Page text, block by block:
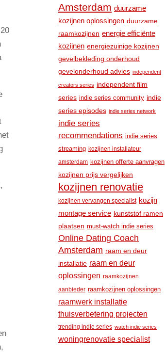
Amsterdam duurzame
kozijnen oplossingen duurzame
raamkozijnen energie efficiënte
kozijnen energiezuinige kozijnen
gevelbekleding onderhoud
gevelonderhoud advies independent
creators series independent film
series indie series community indie
series episodes indie series network
indie series
recommendations indie series
streaming kozijnen installateur
amsterdam kozijnen offerte aanvragen
kozijnen prijs vergelijken
kozijnen renovatie
kozijnen vervangen specialist kozijn
montage service kunststof ramen
plaatsen must-watch indie series
Online Dating Coach
Amsterdam raam en deur
installatie raam en deur
oplossingen raamkozijnen
aanbieder raamkozijnen oplossingen
raamwerk installatie
thuisverbetering projecten
trending indie series watch indie series
woningrenovatie specialist